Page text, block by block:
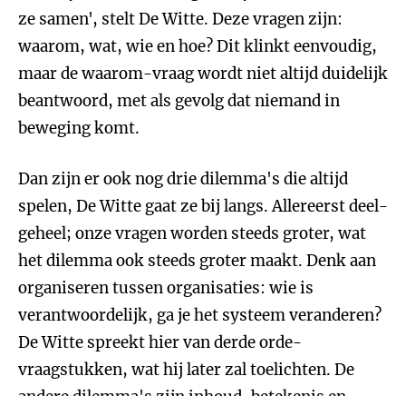
ze samen', stelt De Witte. Deze vragen zijn:
waarom, wat, wie en hoe? Dit klinkt eenvoudig,
maar de waarom-vraag wordt niet altijd duidelijk
beantwoord, met als gevolg dat niemand in
beweging komt.
Dan zijn er ook nog drie dilemma's die altijd
spelen, De Witte gaat ze bij langs. Allereerst deel-
geheel; onze vragen worden steeds groter, wat
het dilemma ook steeds groter maakt. Denk aan
organiseren tussen organisaties: wie is
verantwoordelijk, ga je het systeem veranderen?
De Witte spreekt hier van derde orde-
vraagstukken, wat hij later zal toelichten. De